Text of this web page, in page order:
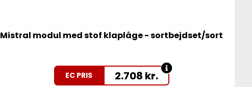
Mistral modul med stof klaplåge - sortbejdset/sort
EC PRIS 2.708 kr.